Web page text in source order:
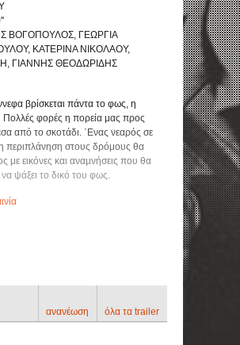
ΒΟΓΟΠΟΥΛΟΣ, ΓΕΩΡΓΙΑ
ΚΑΤΕΡΙΝΑ ΝΙΚΟΛΑΟΥ,
ΓΙΑΝΝΗΣ ΘΕΟΔΩΡΙΔΗΣ
βρίσκεται πάντα το φως, η
φορές η πορεία μας προς
από το σκοτάδι. ΄Ενας νεαρός σε
περιπλάνηση στους δρόμους θα
με εικόνες και αναμνήσεις που θα
ψάξει το δικό του φως.
ανανέωση όλα τα trailer